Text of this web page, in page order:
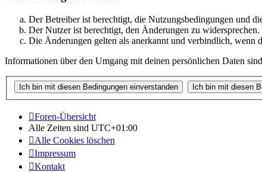
Der Betreiber ist berechtigt, die Nutzungsbedingungen und
Der Nutzer ist berechtigt, den Änderungen zu
Die Änderungen gelten als anerkannt und verbindlich, wenn
Informationen über den Umgang mit deinen persönlichen Daten
Foren-Übersicht
Alle Zeiten sind UTC+01:00
Alle Cookies löschen
Impressum
Kontakt